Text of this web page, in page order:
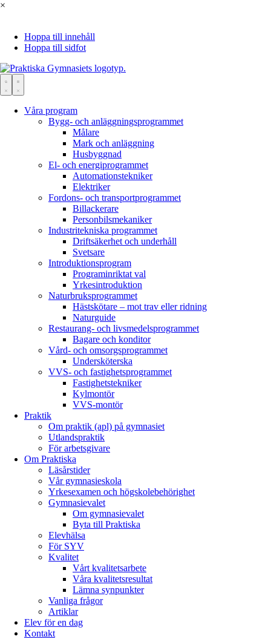
×
Hoppa till innehåll
Hoppa till sidfot
Våra program
Bygg- och anläggningsprogrammet
Målare
Mark och anläggning
Husbyggnad
El- och energiprogrammet
Automationstekniker
Elektriker
Fordons- och transportprogrammet
Bil­lackerare
Personbils­mekaniker
Industritekniska programmet
Driftsäkerhet och underhåll
Svetsare
Introduktionsprogram
Programinriktat val
Yrkesintroduktion
Naturbruksprogrammet
Hästskötare – mot trav eller ridning
Naturguide
Restaurang- och livsmedelsprogrammet
Bagare och konditor
Vård- och omsorgsprogrammet
Undersköterska
VVS- och fastighetsprogrammet
Fastighetstekniker
Kylmontör
VVS-montör
Praktik
Om praktik (apl) på gymnasiet
Utlandspraktik
För arbetsgivare
Om Praktiska
Läsårstider
Vår gymnasieskola
Yrkesexamen och högskolebehörighet
Gymnasievalet
Om gymnasievalet
Byta till Praktiska
Elevhälsa
För SYV
Kvalitet
Vårt kvalitetsarbete
Våra kvalitetsresultat
Lämna synpunkter
Vanliga frågor
Artiklar
Elev för en dag
Kontakt